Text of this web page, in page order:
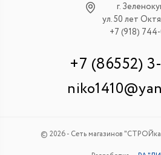
г.
ул. 50 лет
+7 (918)
+7 (86552)
© 2026 - Сеть магазинов